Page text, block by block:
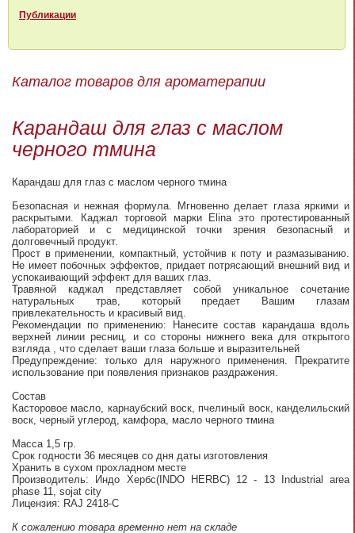
Публикации
Каталог товаров для ароматерапии
Карандаш для глаз с маслом
черного тмина
Карандаш для глаз с маслом черного тмина
Безопасная и нежная формула. Мгновенно делает глаза яркими и
раскрытыми. Каджал торговой марки Elina это протестированный
лабораторией и с медицинской точки зрения безопасный и
долговечный продукт.
Прост в применении, компактный, устойчив к поту и размазыванию.
Не имеет побочных эффектов, придает потрясающий внешний вид и
успокаивающий эффект для ваших глаз.
Травяной каджал представляет собой уникальное сочетание
натуральных трав, который предает Вашим глазам
привлекательность и красивый вид.
Рекомендации по применению: Нанесите состав карандаша вдоль
верхней линии ресниц, и со стороны нижнего века для открытого
взгляда , что сделает ваши глаза больше и выразительней
Предупреждение: только для наружного применения. Прекратите
использование при появления признаков раздражения.
Состав
Касторовое масло, карнаубский воск, пчелиный воск, канделильский
воск, черный углерод, камфора, масло черного тмина
Масса 1,5 гр.
Срок годности 36 месяцев со дня даты изготовления
Хранить в сухом прохладном месте
Производитель: Индо Хербс(INDO HERBC) 12 - 13 Industrial area
phase 11, sojat city
Лицензия: RAJ 2418-C
К сожалению товара временно нет на складе